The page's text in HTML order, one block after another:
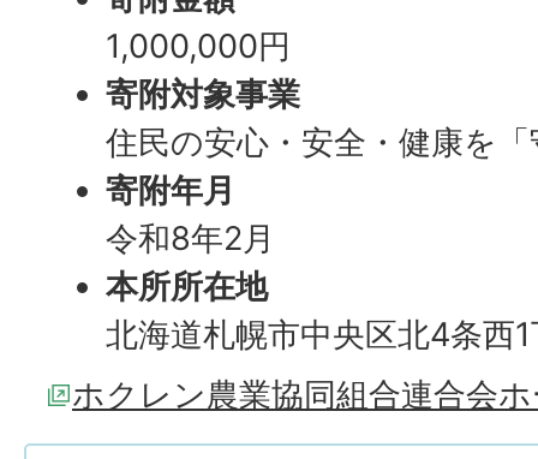
1,000,000円
寄附対象事業
住民の安心・安全・健康を
寄附年月
令和8年2月
本所所在地
北海道札幌市中央区北4条西
ホクレン農業協同組合連合会